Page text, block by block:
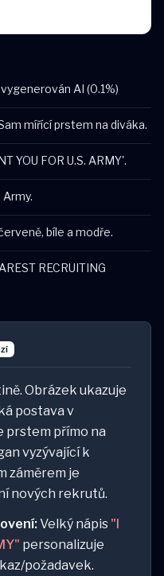
AI (0.1%)
mířící prstem na diváka.
YOU FOR U.S. ARMY'.
bíle a modře.
RECRUITING
Obrázek ukazuje
postava v
prstem přímo na
vyzývající k
záměrem je
nových rekrutů.
Velký nápis "I
personalizuje
požadavek.